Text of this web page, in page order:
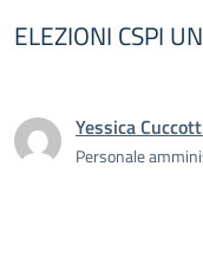
ELEZIONI CSPI
Yessica
Personale